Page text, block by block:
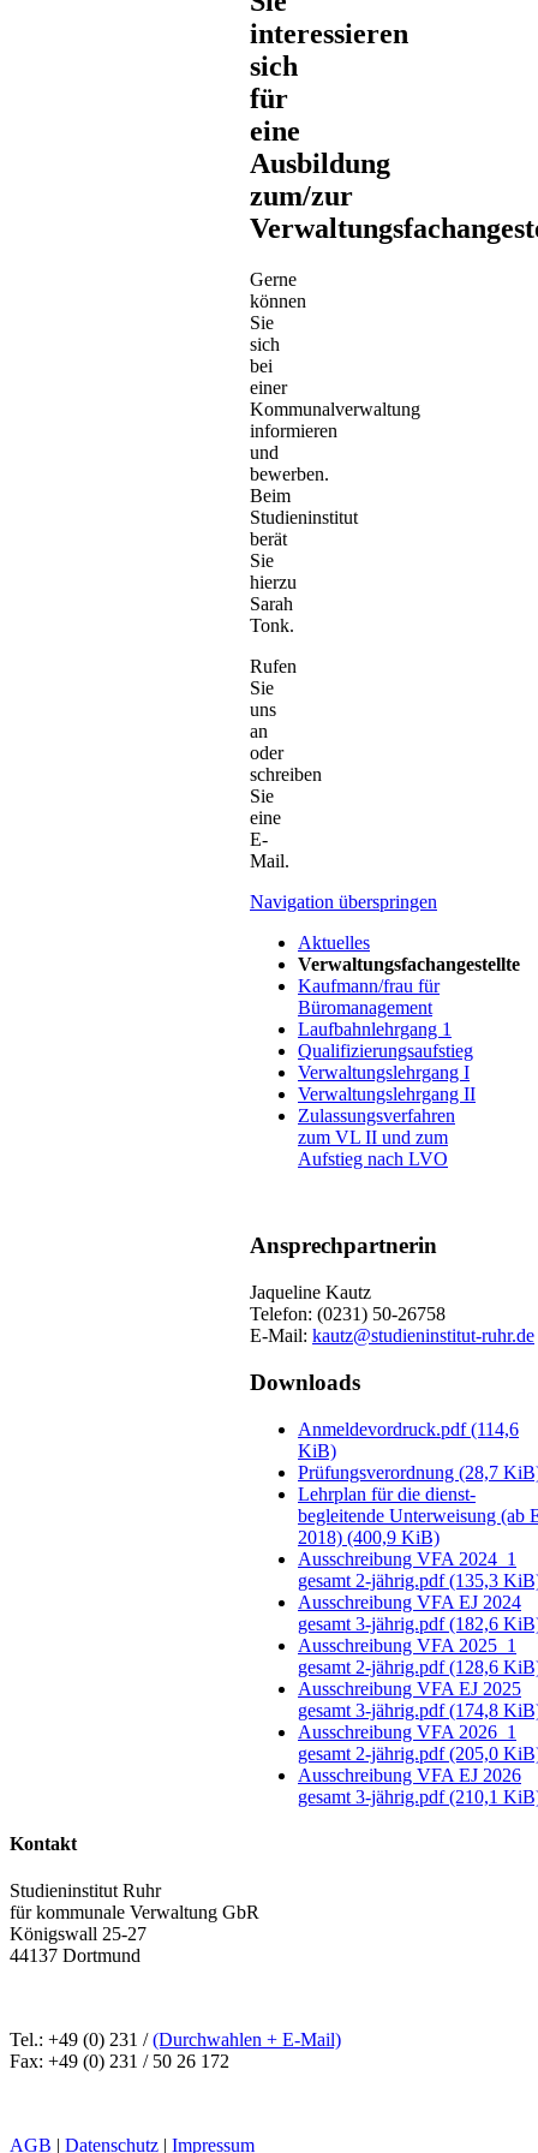
interessieren
sich
für
eine
Ausbildung
zum/zur
Gerne
können
Sie
sich
bei
einer
Kommunalverwaltung
informieren
und
bewerben.
Beim
Studieninstitut
berät
Sie
hierzu
Sarah
Tonk.
Rufen
Sie
uns
an
oder
schreiben
Sie
eine
E-
Mail.
Navigation überspringen
Aktuelles
Verwaltungsfachangestellte
Kaufmann/frau für
Büromanagement
Laufbahnlehrgang 1
Qualifizierungsaufstieg
Verwaltungslehrgang I
Verwaltungslehrgang II
Zulassungsverfahren
zum VL II und zum
Aufstieg nach LVO
Ansprechpartnerin
Jaqueline Kautz
Telefon: (0231) 50-26758
E-Mail: kautz@studieninstitut-ruhr.de
Downloads
Anmeldevordruck.pdf(114,6
KiB)
Prüfungsverordnung (28,7
Lehrplan für die dienst­
begleitende Unter­weisung (ab
2018) (400,9 KiB)
Ausschreibung VFA 2024_1
gesamt 2-jährig.pdf(135,3
Ausschreibung VFA EJ 2024
gesamt 3-jährig.pdf(182,6
Ausschreibung VFA 2025_1
gesamt 2-jährig.pdf(128,6
Ausschreibung VFA EJ 2025
gesamt 3-jährig.pdf(174,8
Ausschreibung VFA 2026_1
gesamt 2-jährig.pdf(205,0
Ausschreibung VFA EJ 2026
gesamt 3-jährig.pdf(210,1
Kontakt
Studieninstitut Ruhr
für kommunale Verwaltung GbR
Königswall 25-27
44137 Dortmund
Tel.: +49 (0) 231 /(Durchwahlen + E-Mail)
Fax: +49 (0) 231 / 50 26 172
AGB | Datenschutz | Impressum